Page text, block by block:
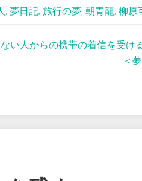
, 夢日記, 旅行の夢, 朝青龍, 柳原
い人からの携帯の着信を受け
＜